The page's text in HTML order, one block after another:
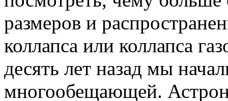
размеров и
коллапса или коллапса
десять лет назад мы
многообещающей.